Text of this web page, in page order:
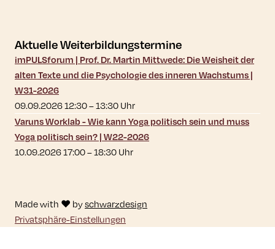
Aktuelle Weiterbildungstermine
imPULSforum | Prof. Dr. Martin Mittwede: Die Weisheit der
alten Texte und die Psychologie des inneren Wachstums |
W31-2026
09.09.2026 12:30–13:30Uhr
Varuns Worklab - Wie kann Yoga politisch sein und muss
Yoga politisch sein? | W22-2026
10.09.2026 17:00–18:30Uhr
Made with ♥ byschwarzdesign
Privatsphäre-Einstellungen